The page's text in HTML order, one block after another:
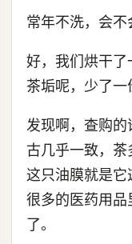
常年不洗，会不
好，我们烘干
茶垢呢，少了一
发现啊，查购
古几乎一致，
这只油膜就是
很多的医药用品
了。